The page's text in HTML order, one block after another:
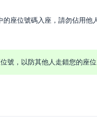
的座位號碼入座，請勿佔用他
號，以防其他人走錯您的座位